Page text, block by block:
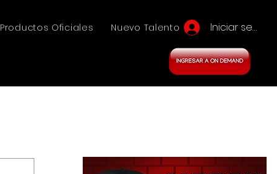
Productos Oficiales Nuevo Talento Iniciar sesión